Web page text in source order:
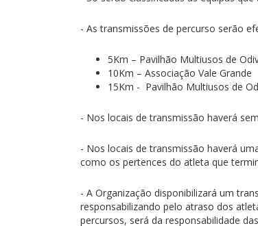
- As transmissões de percurso serão
5Km – Pavilhão Multiusos de
10Km – Associação Vale Grande
15Km - Pavilhão Multiusos de
- Nos locais de transmissão haverá
- Nos locais de transmissão haverá
como os pertences do atleta que
- A Organização disponibilizará um
responsabilizando pelo atraso dos
percursos, será da responsabilidade